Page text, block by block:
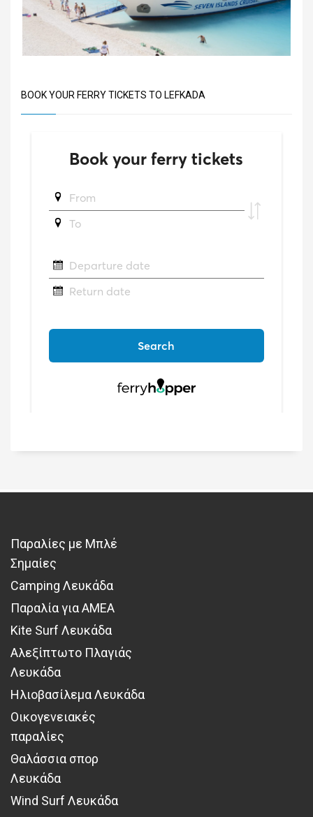
BOOK YOUR FERRY TICKETS TO LEFKADA
Παραλίες με Μπλέ
Σημαίες
Camping Λευκάδα
Παραλία για ΑΜΕΑ
Kite Surf Λευκάδα
Αλεξίπτωτο Πλαγιάς
Λευκάδα
Ηλιοβασίλεμα Λευκάδα
Οικογενειακές
παραλίες
Θαλάσσια σπορ
Λευκάδα
Wind Surf Λευκάδα